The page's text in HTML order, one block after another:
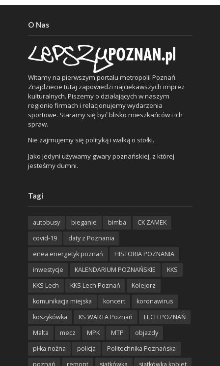
O Nas
Witamy na pierwszym portalu metropolii Poznań.
Znajdziecie tutaj zapowiedzi najciekawszych imprez
kulturalnych. Piszemy o działających w naszym
regionie firmach i relacjonujemy wydarzenia
sportowe. Staramy się być blisko mieszkańców i ich
spraw.
Nie zajmujemy się polityką i walką o stołki.
Jako jedyni używamy gwary poznańskiej, z której
jesteśmy dumni.
Tagi
autobusy bieganie bimba
CK ZAMEK
covid-19
daty z Poznania
enea energetyk poznań
HISTORIA POZNANIA
inwestycje
KALENDARIUM POZNAŃSKIE
KKS
KKS Lech
KKS Lech Poznań
Kolejorz
komunikacja miejska
koncert
koronawirus
koszykówka
KS WARTA Poznań
LECH POZNAŃ
Malta
mecz MPK MTP
objazdy
piłka nożna
policja
Politechnika Poznańska
poznań
remont siatkówka siatkówka kobiet